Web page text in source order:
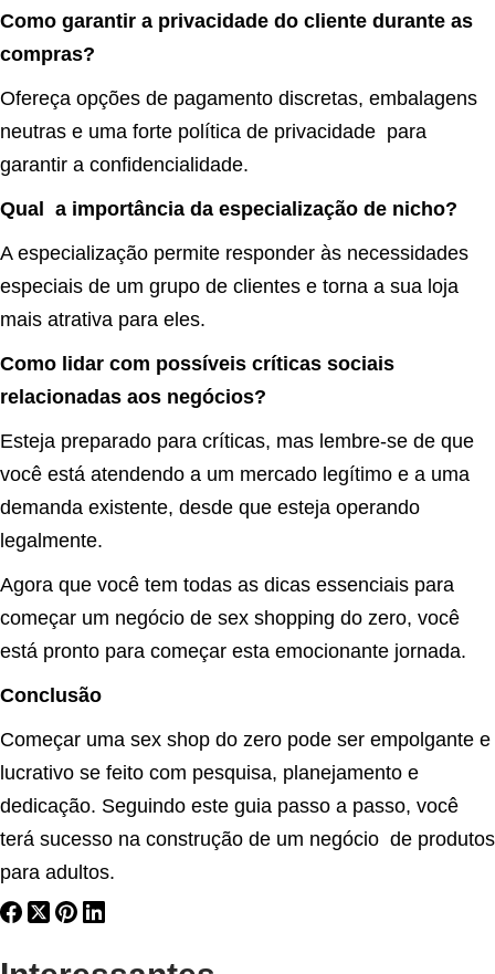
Como garantir a privacidade do cliente durante as
compras?
Ofereça opções de pagamento discretas, embalagens
neutras e uma forte política de privacidade para
garantir a confidencialidade.
Qual a importância da especialização de nicho?
A especialização permite responder às necessidades
especiais de um grupo de clientes e torna a sua loja
mais atrativa para eles.
Como lidar com possíveis críticas sociais
relacionadas aos negócios?
Esteja preparado para críticas, mas lembre-se de que
você está atendendo a um mercado legítimo e a uma
demanda existente, desde que esteja operando
legalmente.
Agora que você tem todas as dicas essenciais para
começar um negócio de sex shopping do zero, você
está pronto para começar esta emocionante jornada.
Conclusão
Começar uma sex shop do zero pode ser empolgante e
lucrativo se feito com pesquisa, planejamento e
dedicação. Seguindo este guia passo a passo, você
terá sucesso na construção de um negócio de produtos
para adultos.